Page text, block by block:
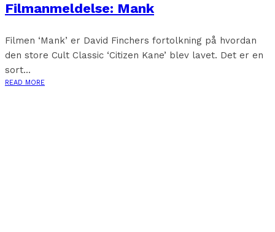
Filmanmeldelse: Mank
Filmen ‘Mank’ er David Finchers fortolkning på hvordan
den store Cult Classic ‘Citizen Kane’ blev lavet. Det er en
sort...
READ MORE